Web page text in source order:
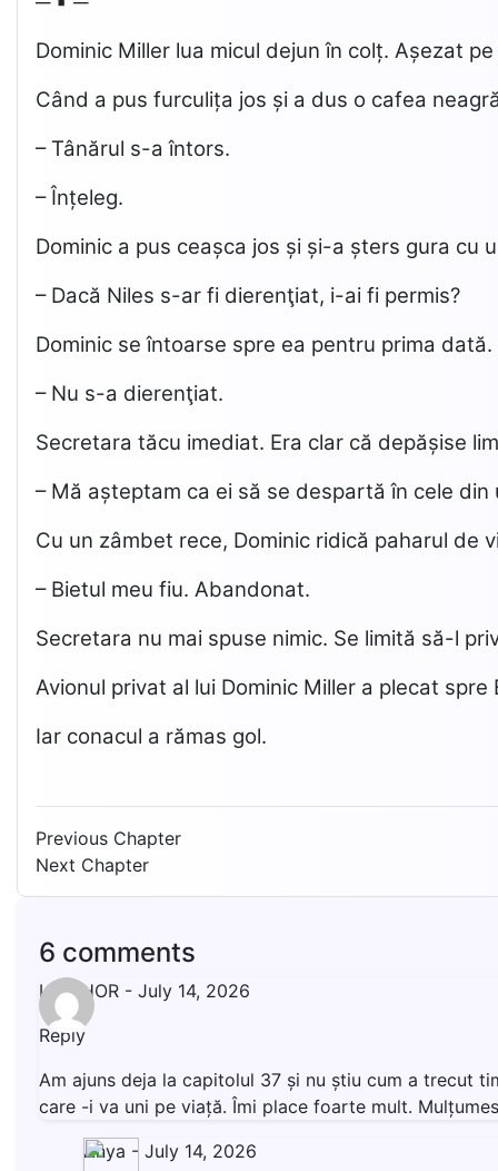
Dominic Miller lua micul dejun în colț. Așezat
Când a pus furculița jos și a dus o cafea
– Tânărul s-a întors.
– Înțeleg.
Dominic a pus ceașca jos și și-a șters gura cu
– Dacă Niles s-ar fi dierenţiat, i-ai fi permis?
Dominic se întoarse spre ea pentru prima
– Nu s-a dierenţiat.
Secretara tăcu imediat. Era clar că depășise
– Mă așteptam ca ei să se despartă în cele
Cu un zâmbet rece, Dominic ridică paharul de
– Bietul meu fiu. Abandonat.
Secretara nu mai spuse nimic. Se limită să-l
Avionul privat al lui Dominic Miller a plecat
Iar conacul a rămas gol.
Previous Chapter
Next Chapter
6 comments
LIVISHOR - July 14, 2026
Reply
Am ajuns deja la capitolul 37 și nu știu cum a trecut
care -i va uni pe viață. Îmi place foarte mult.
Anya - July 14, 2026